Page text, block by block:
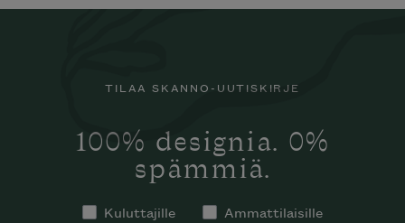
TILAA SKANNO-UUTISKIRJE
100% designia. 0%
spämmiä.
Kuluttajille Ammattilaisille